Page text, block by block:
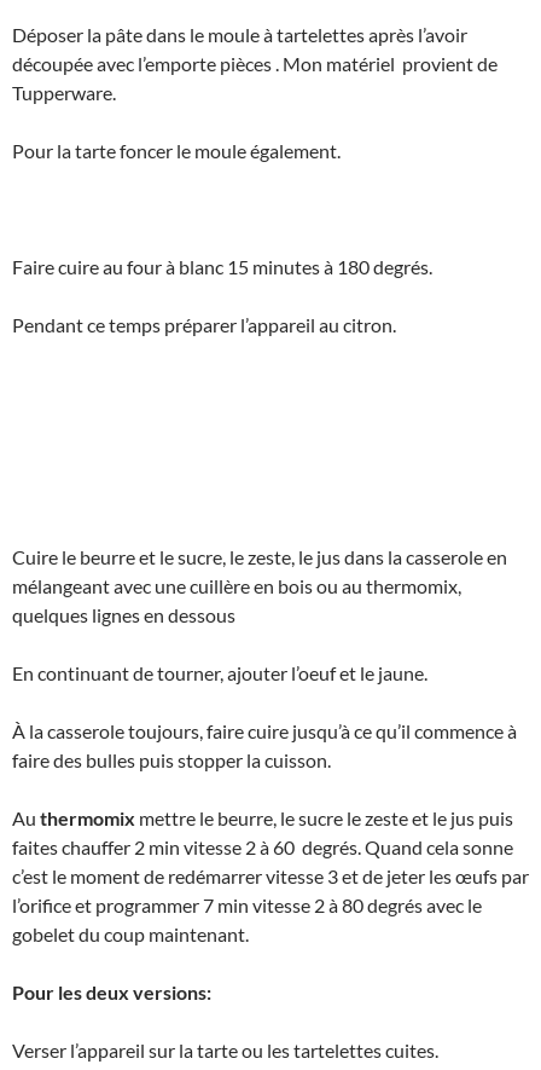
Déposer la pâte dans le moule à tartelettes après l’avoir
découpée avec l’emporte pièces . Mon matériel provient de
Tupperware.
Pour la tarte foncer le moule également.
Faire cuire au four à blanc 15 minutes à 180 degrés.
Pendant ce temps préparer l’appareil au citron.
Cuire le beurre et le sucre, le zeste, le jus dans la casserole en
mélangeant avec une cuillère en bois ou au thermomix,
quelques lignes en dessous
En continuant de tourner, ajouter l’oeuf et le jaune.
À la casserole toujours, faire cuire jusqu’à ce qu’il commence à
faire des bulles puis stopper la cuisson.
Au thermomix mettre le beurre, le sucre le zeste et le jus puis
faites chauffer 2 min vitesse 2 à 60 degrés. Quand cela sonne
c’est le moment de redémarrer vitesse 3 et de jeter les œufs par
l’orifice et programmer 7 min vitesse 2 à 80 degrés avec le
gobelet du coup maintenant.
Pour les deux versions:
Verser l’appareil sur la tarte ou les tartelettes cuites.